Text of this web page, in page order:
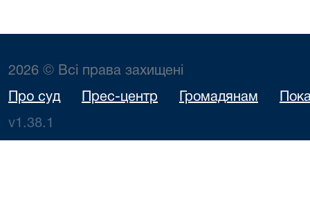
2026 © Всі права захищені
Про суд Прес-центр Громадянам
v1.38.1